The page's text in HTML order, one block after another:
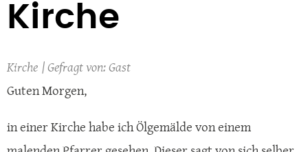
Kirche
Kirche
Gast
Guten Morgen,
in einer Kirche habe ich Ölgemälde von einem